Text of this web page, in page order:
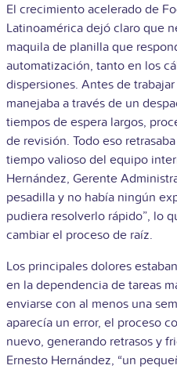
El crecimiento acelerado de
Latinoamérica dejó claro que
maquila de planilla que
automatización, tanto en los
dispersiones. Antes de
manejaba a través de un
tiempos de espera largos,
de revisión. Todo eso
tiempo valioso del equipo
Hernández, Gerente
pesadilla y no había ningún
pudiera resolverlo rápido”, lo
cambiar el proceso de raíz.
Los principales dolores
en la dependencia de tareas
enviarse con al menos una
aparecía un error, el proceso
nuevo, generando retrasos y
Ernesto Hernández, “un